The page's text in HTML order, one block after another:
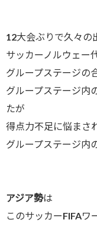
12大会ぶりで久々の
サッカーノルウェー
グループステージの
グループステージ内
たが
得点力不足に悩まさ
グループステージ内
アジア勢は
このサッカーFIFAワ